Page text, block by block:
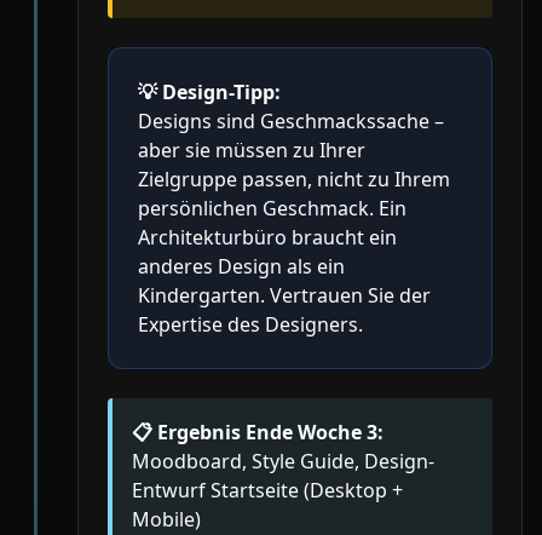
💡Design-Tipp:
Designs sind Geschmackssache –
aber sie müssen zu Ihrer
Zielgruppe passen, nicht zu Ihrem
persönlichen Geschmack. Ein
Architekturbüro braucht ein
anderes Design als ein
Kindergarten. Vertrauen Sie der
Expertise des Designers.
📋 Ergebnis Ende Woche 3:
Moodboard, Style Guide, Design-
Entwurf Startseite (Desktop +
Mobile)